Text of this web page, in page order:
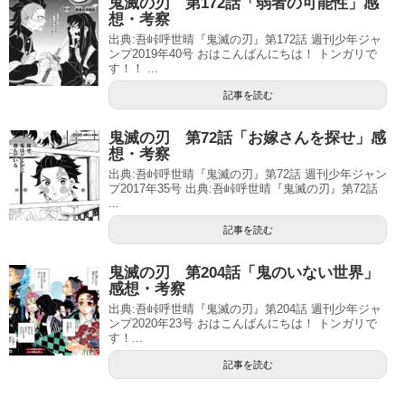
鬼滅の刃 第172話「弱者の可能性」感
想・考察
出典:吾峠呼世晴『鬼滅の刃』第172話 週刊少年ジャ
ンプ2019年40号 おはこんばんにちは！ トンガリで
す！！ ...
記事を読む
鬼滅の刃 第72話「お嫁さんを探せ」感
想・考察
出典:吾峠呼世晴『鬼滅の刃』第72話 週刊少年ジャン
プ2017年35号 出典:吾峠呼世晴『鬼滅の刃』第72話
...
記事を読む
鬼滅の刃 第204話「鬼のいない世界」
感想・考察
出典:吾峠呼世晴『鬼滅の刃』第204話 週刊少年ジャ
ンプ2020年23号 おはこんばんにちは！ トンガリで
す！...
記事を読む